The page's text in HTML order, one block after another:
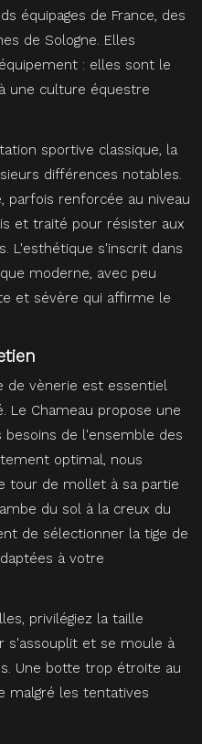
équipages de France, des
de Sologne. Elles
: elles sont le
une culture équestre
sportive classique, la
différences notables.
parfois renforcée au niveau
et traité pour résister aux
L'esthétique s'inscrit dans
moderne, avec peu
et sévère qui affirme le
de vènerie est essentiel
Le Chameau propose une
de l'ensemble des
optimal, nous
tour de mollet à sa partie
du sol à la creux du
de sélectionner la tige de
à votre
privilégiez la taille
s'assouplit et se moule à
Une botte trop étroite au
malgré les tentatives